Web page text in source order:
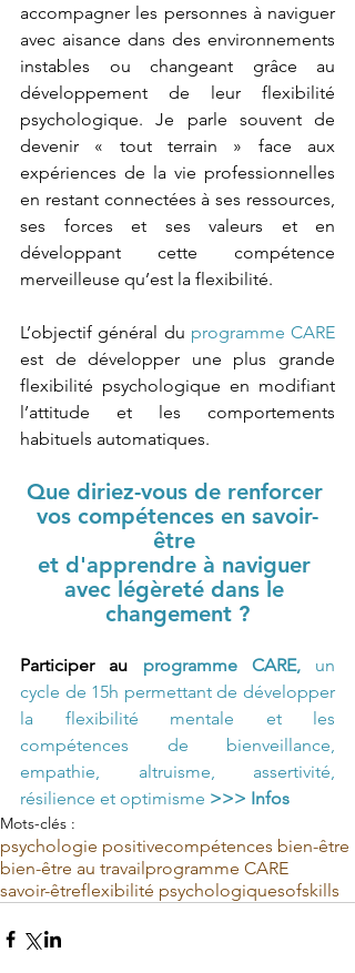
accompagner les personnes à naviguer
avec aisance dans des environnements
instables ou changeant grâce au
développement de leur flexibilité
psychologique. Je parle souvent de
devenir « tout terrain » face aux
expériences de la vie professionnelles
en restant connectées à ses ressources,
ses forces et ses valeurs et en
développant cette compétence
merveilleuse qu’est la flexibilité.
L’objectif général du programme CARE
est de développer une plus grande
flexibilité psychologique en modifiant
l’attitude et les comportements
habituels automatiques.
Que diriez-vous de renforcer
vos compétences en savoir-
être
et d'apprendre à naviguer
avec légèreté dans le
changement ?
Participer au programme CARE, un
cycle de 15h permettant de développer
la flexibilité mentale et les
compétences de bienveillance,
empathie, altruisme, assertivité,
résilience et optimisme >>> Infos
Mots-clés :
psychologie positivecompétences bien-être
bien-être au travailprogramme CARE
savoir-êtreflexibilité psychologiquesofskills